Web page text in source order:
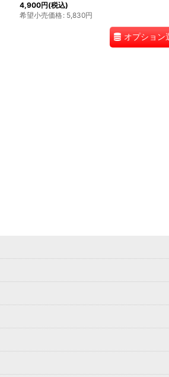
4,900円(税込)
希望小売価格: 5,830円
オプション